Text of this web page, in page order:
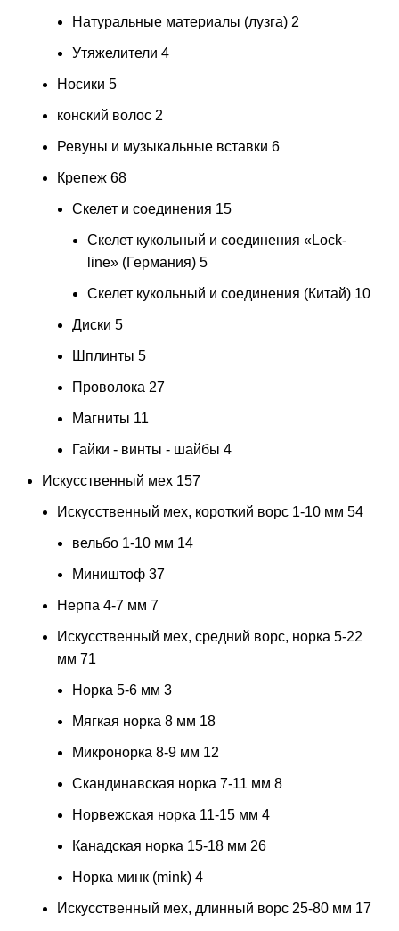
Натуральные материалы (лузга) 2
Утяжелители 4
Носики 5
конский волос 2
Ревуны и музыкальные вставки 6
Крепеж 68
Скелет и соединения 15
Скелет кукольный и соединения «Lock-
line» (Германия) 5
Скелет кукольный и соединения (Китай) 10
Диски 5
Шплинты 5
Проволока 27
Магниты 11
Гайки - винты - шайбы 4
Искусственный мех 157
Искусственный мех, короткий ворс 1-10 мм 54
вельбо 1-10 мм 14
Миништоф 37
Нерпа 4-7 мм 7
Искусственный мех, средний ворс, норка 5-22
мм 71
Норка 5-6 мм 3
Мягкая норка 8 мм 18
Микронорка 8-9 мм 12
Скандинавская норка 7-11 мм 8
Норвежская норка 11-15 мм 4
Канадская норка 15-18 мм 26
Норка минк (mink) 4
Искусственный мех, длинный ворс 25-80 мм 17